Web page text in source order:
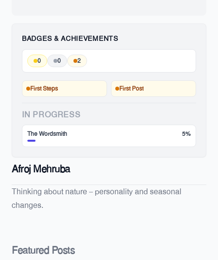
BADGES & ACHIEVEMENTS
0 0 2
First Steps First Post
IN PROGRESS
The Wordsmith 5%
Afroj Mehruba
Thinking about nature – personality and seasonal
changes.
Featured Posts